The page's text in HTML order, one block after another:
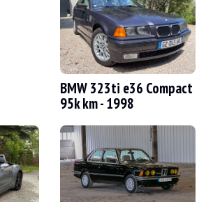
OKMÁNY
e46 spanyol eredetű, és 200 500 km-t
BMW 323ti e36 Compact
95k km - 1998